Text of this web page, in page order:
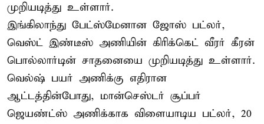
முறியடித்து உள்ளார்.
இங்கிலாந்து பேட்ஸ்மேனான ஜோஸ் பட்லர்,
வெஸ்ட் இண்டீஸ் அணியின் கிரிக்கெட் வீரர் கீரன்
பொல்லார்டின் சாதனையை முறியடித்து உள்ளார்.
வெல்ஷ் பயர் அணிக்கு எதிரான
ஆட்டத்தின்போது, மான்செஸ்டர் சூப்பர்
ஜெயண்ட்ஸ் அணிக்காக விளையாடிய பட்லர், 20